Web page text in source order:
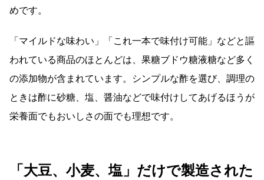
めです。
「マイルドな味わい」「これ一本で味付け可能」などと謳
われている商品のほとんどは、果糖ブドウ糖液糖など多く
の添加物が含まれています。シンプルな酢を選び、調理の
ときは酢に砂糖、塩、醤油などで味付けしてあげるほうが
栄養面でもおいしさの面でも理想です。
「大豆、小麦、塩」だけで製造された